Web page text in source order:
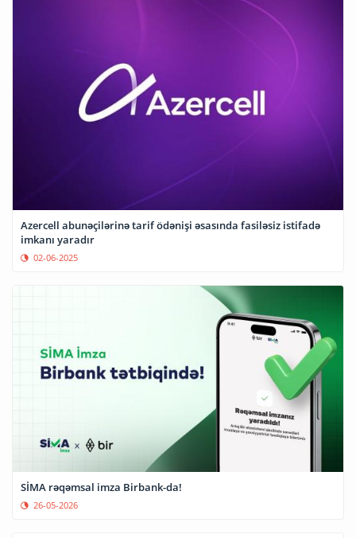
Azercell abunəçilərinə tarif ödənişi əsasında fasiləsiz istifadə
imkanı yaradır
02-06-2025
SİMA rəqəmsal imza Birbank-da!
26-05-2026